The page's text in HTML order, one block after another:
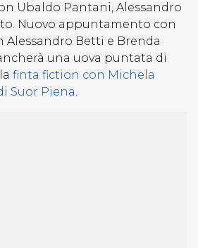
Ubaldo Pantani, Alessandro
Nuovo appuntamento con
Alessandro Betti e Brenda
una uova puntata di
la finta fiction con Michela
Suor Piena.